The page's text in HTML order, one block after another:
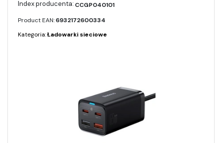
CCGP040101
Product EAN:6932172600334
Kategoria:Ładowarki sieciowe